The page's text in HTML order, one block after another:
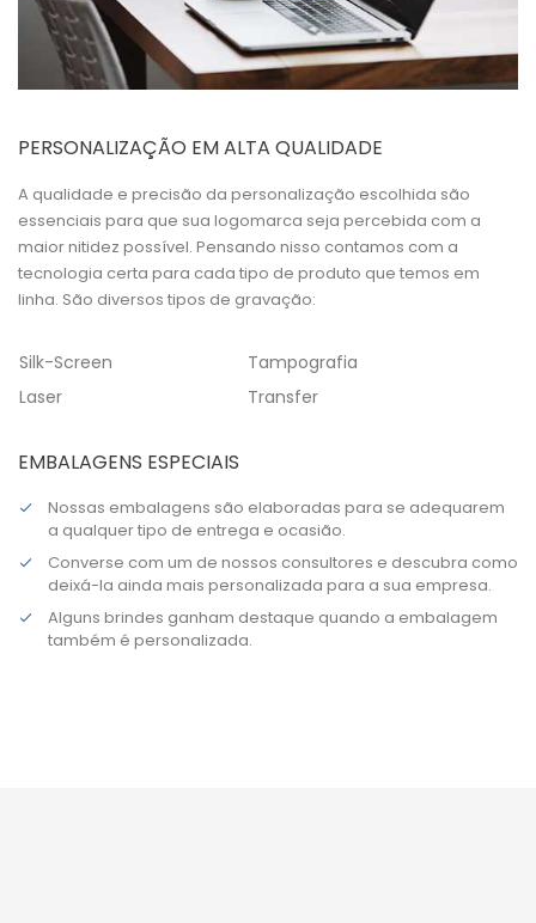
PERSONALIZAÇÃO EM ALTA QUALIDADE
A qualidade e precisão da personalização escolhida são
essenciais para que sua logomarca seja percebida com a
maior nitidez possível. Pensando nisso contamos com a
tecnologia certa para cada tipo de produto que temos em
linha. São diversos tipos de gravação:
Silk-Screen
Laser
Tampografia
Transfer
EMBALAGENS ESPECIAIS
Nossas embalagens são elaboradas para se adequarem
a qualquer tipo de entrega e ocasião.
Converse com um de nossos consultores e descubra como
deixá-la ainda mais personalizada para a sua empresa.
Alguns brindes ganham destaque quando a embalagem
também é personalizada.